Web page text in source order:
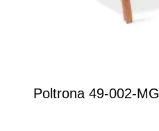
Poltrona 49-002-MG